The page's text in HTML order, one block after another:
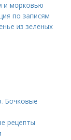
и морковью
по записям
из зеленых
Бочковые
рецепты